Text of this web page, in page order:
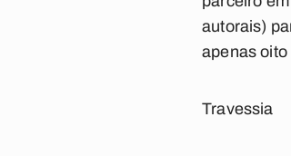
autorais)
apenas
Travessia